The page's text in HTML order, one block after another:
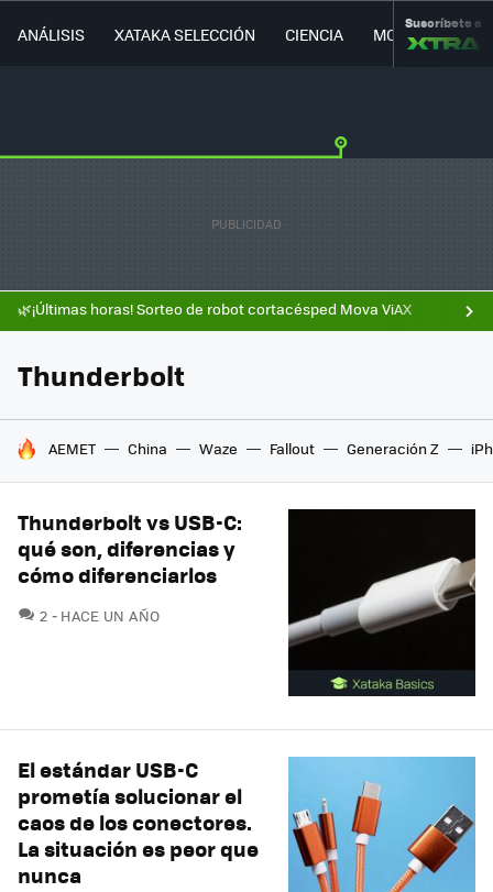
ANÁLISIS XATAKA SELECCIÓN CIENCIA MOVILIDAD
Suscríbete a
🌿¡Últimas horas! Sorteo de robot cortacésped Mova ViAX
Thunderbolt
HOY SE HABLA DE
AEMET China Waze Fallout Generación Z
Thunderbolt vs USB-C:
qué son, diferencias y
cómo diferenciarlos
2 COMENTARIOS
HACE UN AÑO
El estándar USB-C
prometía solucionar el
caos de los conectores.
La situación es peor que
nunca